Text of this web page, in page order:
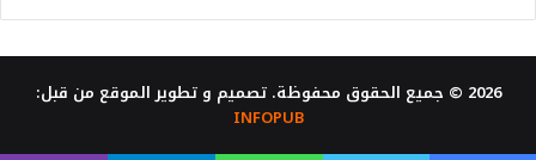
2026 © جميع الحقوق محفوظة. تصميم و تطوير الموقع من قبل:
INFOPUB